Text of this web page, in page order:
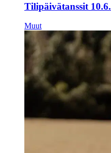
Tilipäivätanssit 10.6.
Muut